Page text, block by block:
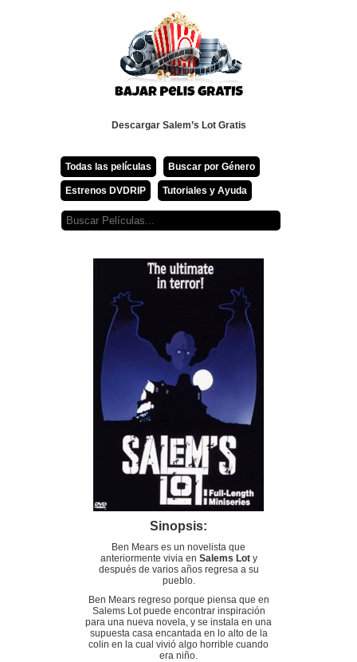
Descargar Salem’s Lot Gratis
Todas las películas Buscar por Género
Estrenos DVDRIP Tutoriales y Ayuda
Sinopsis:
Ben Mears es un novelista que
anteriormente vivia en Salems Loty
después de varios años regresa a su
pueblo.
Ben Mears regreso porque piensa que en
Salems Lot puede encontrar inspiración
para una nueva novela, y se instala en una
supuesta casa encantada en lo alto de la
colin en la cual vivió algo horrible cuando
era niño.